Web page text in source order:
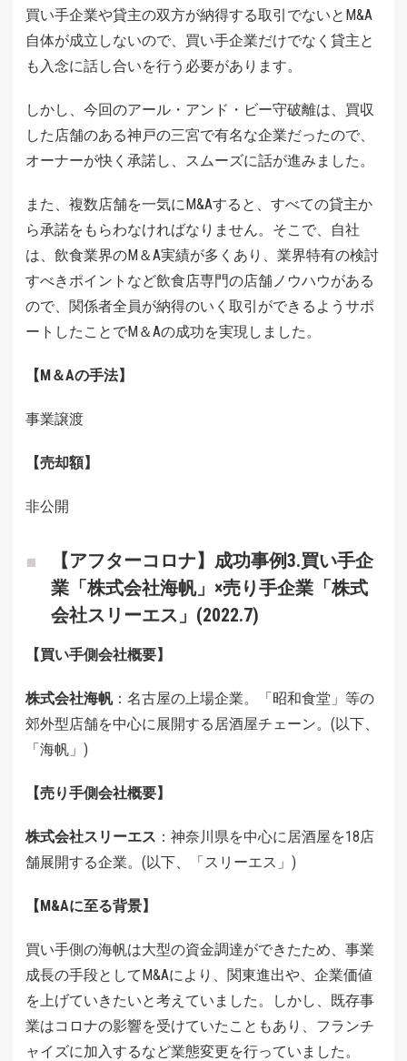
買い手企業や貸主の双方が納得する取引でないとM&A
自体が成立しないので、買い手企業だけでなく貸主と
も入念に話し合いを行う必要があります。
しかし、今回のアール・アンド・ビー守破離は、買収
した店舗のある神戸の三宮で有名な企業だったので、
オーナーが快く承諾し、スムーズに話が進みました。
また、複数店舗を一気にM&Aすると、すべての貸主か
ら承諾をもらわなければなりません。そこで、自社
は、飲食業界のM＆A実績が多くあり、業界特有の検討
すべきポイントなど飲食店専門の店舗ノウハウがある
ので、関係者全員が納得のいく取引ができるようサポ
ートしたことでM＆Aの成功を実現しました。
【M＆Aの手法】
事業譲渡
【売却額】
非公開
【アフターコロナ】成功事例3.買い手企
業「株式会社海帆」×売り手企業「株式
会社スリーエス」(2022.7)
【買い手側会社概要】
株式会社海帆：名古屋の上場企業。「昭和食堂」等の
郊外型店舗を中心に展開する居酒屋チェーン。(以下、
「海帆」)
【売り手側会社概要】
株式会社スリーエス ：神奈川県を中心に居酒屋を18店
舗展開する企業。(以下、「スリーエス」)
【M&Aに至る背景】
買い手側の海帆は大型の資金調達ができたため、事業
成長の手段としてM&Aにより、関東進出や、企業価値
を上げていきたいと考えていました。しかし、既存事
業はコロナの影響を受けていたこともあり、フランチ
ャイズに加入するなど業態変更を行っていました。